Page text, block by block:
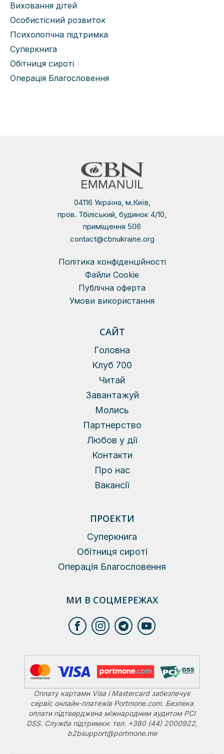
Виховання дітей
Особистісний розвиток
Психологічна підтримка
Суперкнига
Обітниця сироті
Операція Благословення
04116 Україна, м.Київ,
пров. Тбіліський, будинок 4/10,
приміщення 506
contact@cbnukraine.org
Політика конфіденційності
Файли Сookie
Публічна оферта
Умови використання
САЙТ
Головна
Клуб 700
Читай
Завантажуй
Молись
Партнерство
Любов у дії
Контакти
Про нас
Вакансії
ПРОЕКТИ
Суперкнига
Обітниця сироті
Операція Благословення
МИ В СОЦМЕРЕЖАХ
Оплату картами Visa і Mastercard забезпечує
сервіс онлайн-платежів Portmone.com. Безпека
оплати підтверджена міжнародним аудитом PCI
DSS. Служба підтримки: тел. +380 (44) 2000922,
b2bsupport@portmone.me